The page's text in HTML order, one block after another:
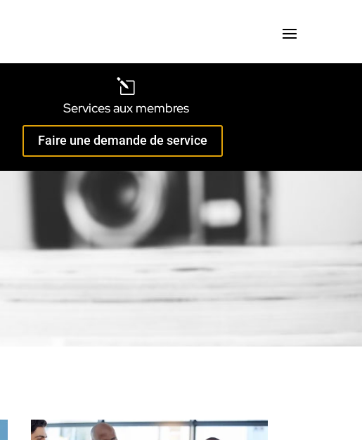
l
Services aux membres
Faire une demande de service